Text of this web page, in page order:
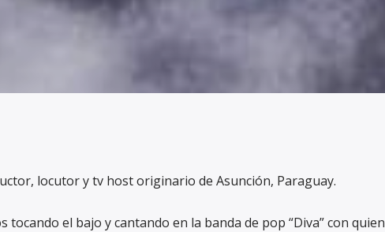
locutor y tv host originario de Asunción, Paraguay.
tocando el bajo y cantando en la banda de pop “Diva” con quien